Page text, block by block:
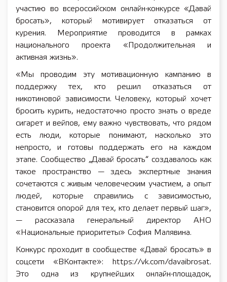
участию во всероссийском онлайн-конкурсе «Давай
бросать», который мотивирует отказаться от
курения. Мероприятие проводится в рамках
национального проекта «Продолжительная и
активная жизнь».
«Мы проводим эту мотивационную кампанию в
поддержку тех, кто решил отказаться от
никотиновой зависимости. Человеку, который хочет
бросить курить, недостаточно просто знать о вреде
сигарет и вейпов, ему важно чувствовать, что рядом
есть люди, которые понимают, насколько это
непросто, и готовы поддержать его на каждом
этапе. Сообщество „Давай бросать“ создавалось как
такое пространство — здесь экспертные знания
сочетаются с живым человеческим участием, а опыт
людей, которые справились с зависимостью,
становится опорой для тех, кто делает первый шаг»,
— рассказала генеральный директор АНО
«Национальные приоритеты» София Малявина.
Конкурс проходит в сообществе «Давай бросать» в
соцсети «ВКонтакте»: https://vk.com/davaibrosat.
Это одна из крупнейших онлайн-площадок,